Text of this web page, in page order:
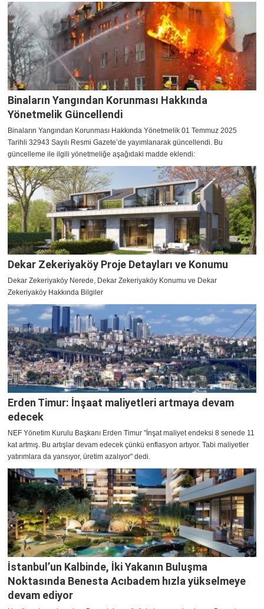
Binaların Yangından Korunması Hakkında
Yönetmelik Güncellendi
Binaların Yangından Korunması Hakkında Yönetmelik 01 Temmuz 2025
Tarihli 32943 Sayılı Resmi Gazete’de yayımlanarak güncellendi. Bu
güncelleme ile ilgili yönetmeliğe aşağıdaki madde eklendi:
Dekar Zekeriyaköy Proje Detayları ve Konumu
Dekar Zekeriyaköy Nerede, Dekar Zekeriyaköy Konumu ve Dekar
Zekeriyaköy Hakkında Bilgiler
Erden Timur: İnşaat maliyetleri artmaya devam
edecek
NEF Yönetim Kurulu Başkanı Erden Timur "İnşat maliyet endeksi 8 senede 11
kat artmış. Bu artışlar devam edecek çünkü enflasyon artıyor. Tabi maliyetler
yatırımlara da yansıyor, üretim azalıyor" dedi.
İstanbul’un Kalbinde, İki Yakanın Buluşma
Noktasında Benesta Acıbadem hızla yükselmeye
devam ediyor